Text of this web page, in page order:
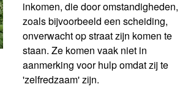
inkomen, die door omstandigheden,
zoals bijvoorbeeld een scheiding,
onverwacht op straat zijn komen te
staan. Ze komen vaak niet in
aanmerking voor hulp omdat zij te
'zelfredzaam' zijn.